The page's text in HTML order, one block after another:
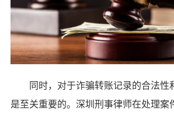
同时，对于诈骗转账记录的合法性
是至关重要的。深圳刑事律师在处理案